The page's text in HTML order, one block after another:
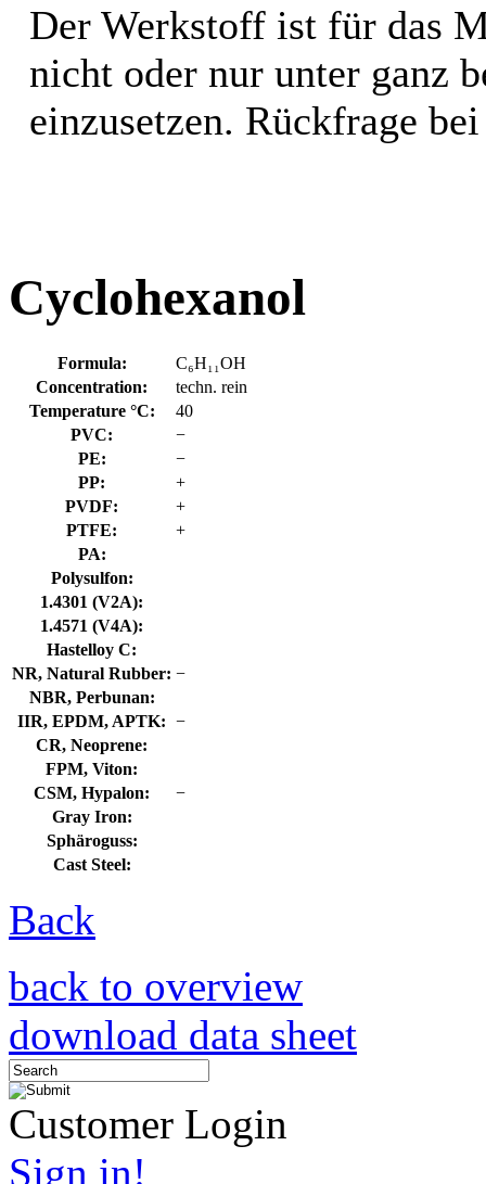
Der Werkstoff ist für das
nicht oder nur unter ganz
einzusetzen. Rückfrage
Cyclohexanol
Formula:
C₆H₁₁OH
Concentration:
techn. rein
Temperature °C:
40
PVC:
−
PE:
−
PP:
+
PVDF:
+
PTFE:
+
PA:
Polysulfon:
1.4301 (V2A):
1.4571 (V4A):
Hastelloy C:
NR, Natural Rubber: −
NBR, Perbunan:
IIR, EPDM, APTK: −
CR, Neoprene:
FPM, Viton:
CSM, Hypalon:
−
Gray Iron:
Sphäroguss:
Cast Steel:
Back
back to overview
download data sheet
Customer Login
Sign in!